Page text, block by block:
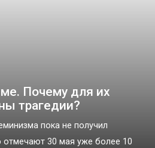
Почему для их
трагедии?
пока не получил
отмечают 30 мая уже более 10